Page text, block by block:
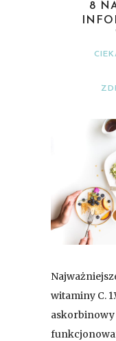
8
witaminy C.
askorbinowy